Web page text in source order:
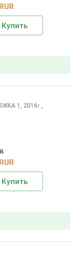
Купить
1, 2016г.
Купить